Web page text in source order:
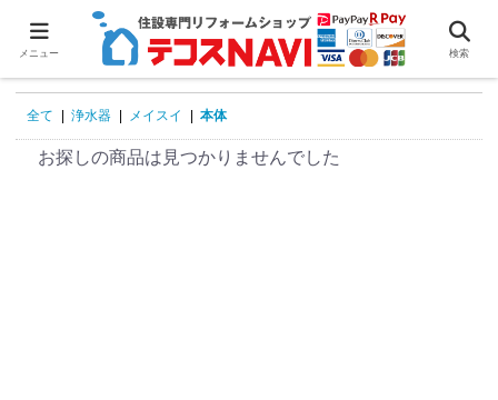
全て 浄水器 メイスイ 本体
お探しの商品は見つかりませんでした
メニュー 検索